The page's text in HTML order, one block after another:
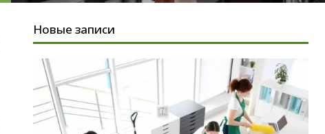
Новые записи